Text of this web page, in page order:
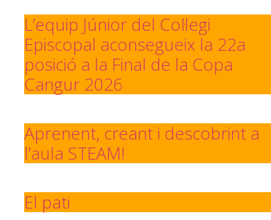
L’equip Júnior del Col·legi
Episcopal aconsegueix la 22a
posició a la Final de la Copa
Cangur 2026
Aprenent, creant i descobrint a
l’aula STEAM!
El pati